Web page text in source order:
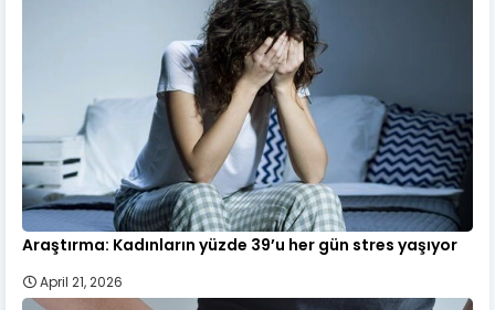
Araştırma: Kadınların yüzde 39’u her gün stres yaşıyor
April 21, 2026